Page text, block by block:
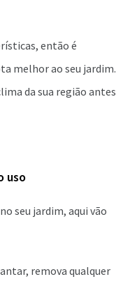
então é
melhor ao seu jardim.
da sua região antes
uso
seu jardim, aqui vão
remova qualquer